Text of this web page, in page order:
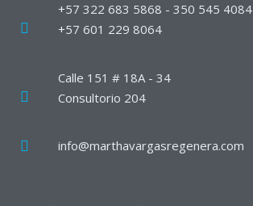
+57 322 683 5868 - 350 545 4084
+57 601 229 8064
Calle 151 # 18A - 34
Consultorio 204
info@marthavargasregenera.com